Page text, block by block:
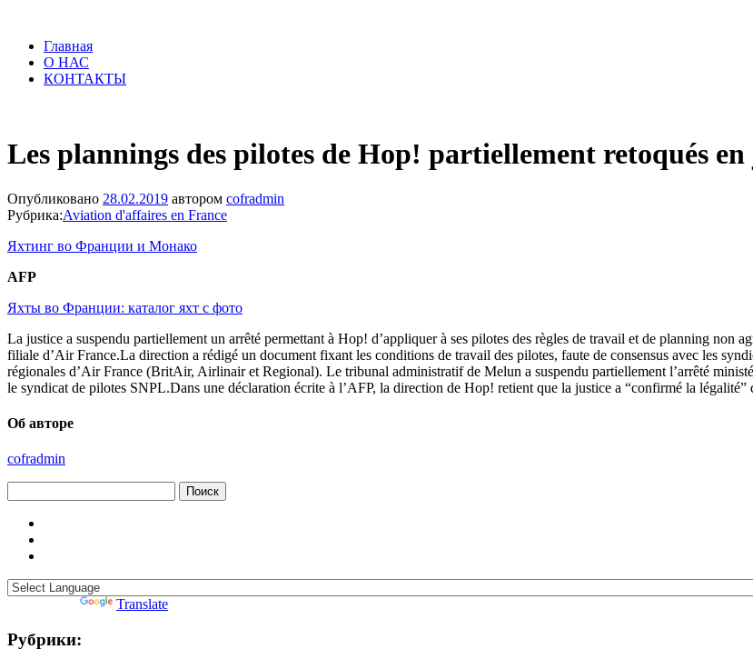
Главная
О НАС
КОНТАКТЫ
Les plannings des pilotes de Hop! partiellement retoqués
Опубликовано 28.02.2019 автором cofradmin
Рубрика:Aviation d'affaires en France
Яхтинг во Франции и Монако
AFP
Яхты во Франции: каталог яхт с фото
La justice a suspendu partiellement un arrêté permettant à Hop! d’appliquer à ses pilotes des règles de travail et de planning non
filiale d’Air France.La direction a rédigé un document fixant les conditions de travail des pilotes, faute de consensus avec les
régionales d’Air France (BritAir, Airlinair et Regional). Le tribunal administratif de Melun a suspendu partiellement l’arrêté
le syndicat de pilotes SNPL.Dans une déclaration écrite à l’AFP, la direction de Hop! retient que la justice a “confirmé la
Об авторе
cofradmin
Translate
Рубрики: